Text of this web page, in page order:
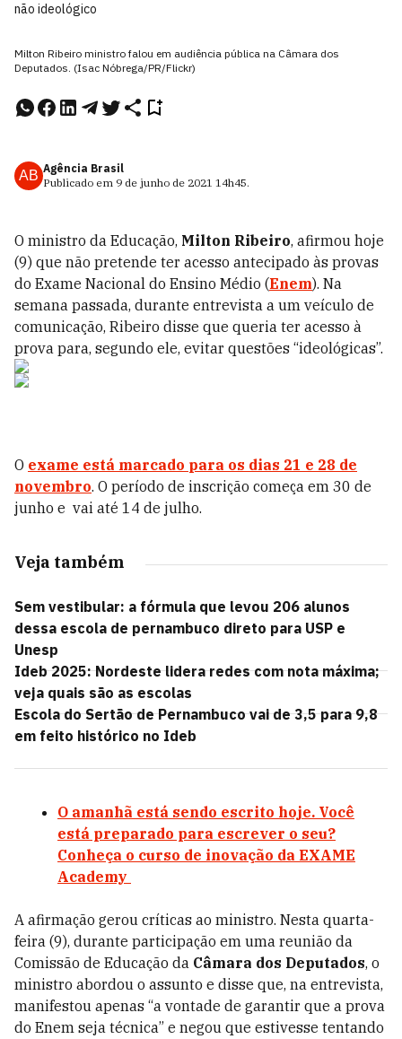
não ideológico
Milton Ribeiro ministro falou em audiência pública na Câmara dos
Deputados. (Isac Nóbrega/PR/Flickr)
AB Agência Brasil
Publicado em 9 de junho de 2021 14h45.
O ministro da Educação, Milton Ribeiro, afirmou hoje
(9) que não pretende ter acesso antecipado às provas
do Exame Nacional do Ensino Médio (Enem). Na
semana passada, durante entrevista a um veículo de
comunicação, Ribeiro disse que queria ter acesso à
prova para, segundo ele, evitar questões “ideológicas”.
O exame está marcado para os dias 21 e 28 de
novembro. O período de inscrição começa em 30 de
junho e vai até 14 de julho.
Veja também
Sem vestibular: a fórmula que levou 206 alunos
dessa escola de pernambuco direto para USP e
Unesp
Ideb 2025: Nordeste lidera redes com nota máxima;
veja quais são as escolas
Escola do Sertão de Pernambuco vai de 3,5 para 9,8
em feito histórico no Ideb
O amanhã está sendo escrito hoje. Você
está preparado para escrever o seu?
Conheça o curso de inovação da EXAME
Academy
A afirmação gerou críticas ao ministro. Nesta quarta-
feira (9), durante participação em uma reunião da
Comissão de Educação da Câmara dos Deputados, o
ministro abordou o assunto e disse que, na entrevista,
manifestou apenas “a vontade de garantir que a prova
do Enem seja técnica” e negou que estivesse tentando